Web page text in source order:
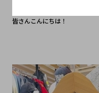
皆さんこんにちは！